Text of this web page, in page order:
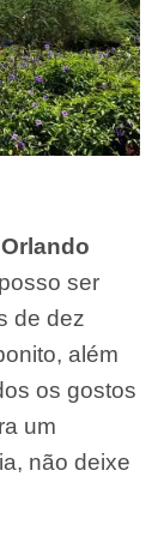
Orlando
ser
de dez
além
os gostos
um
não deixe